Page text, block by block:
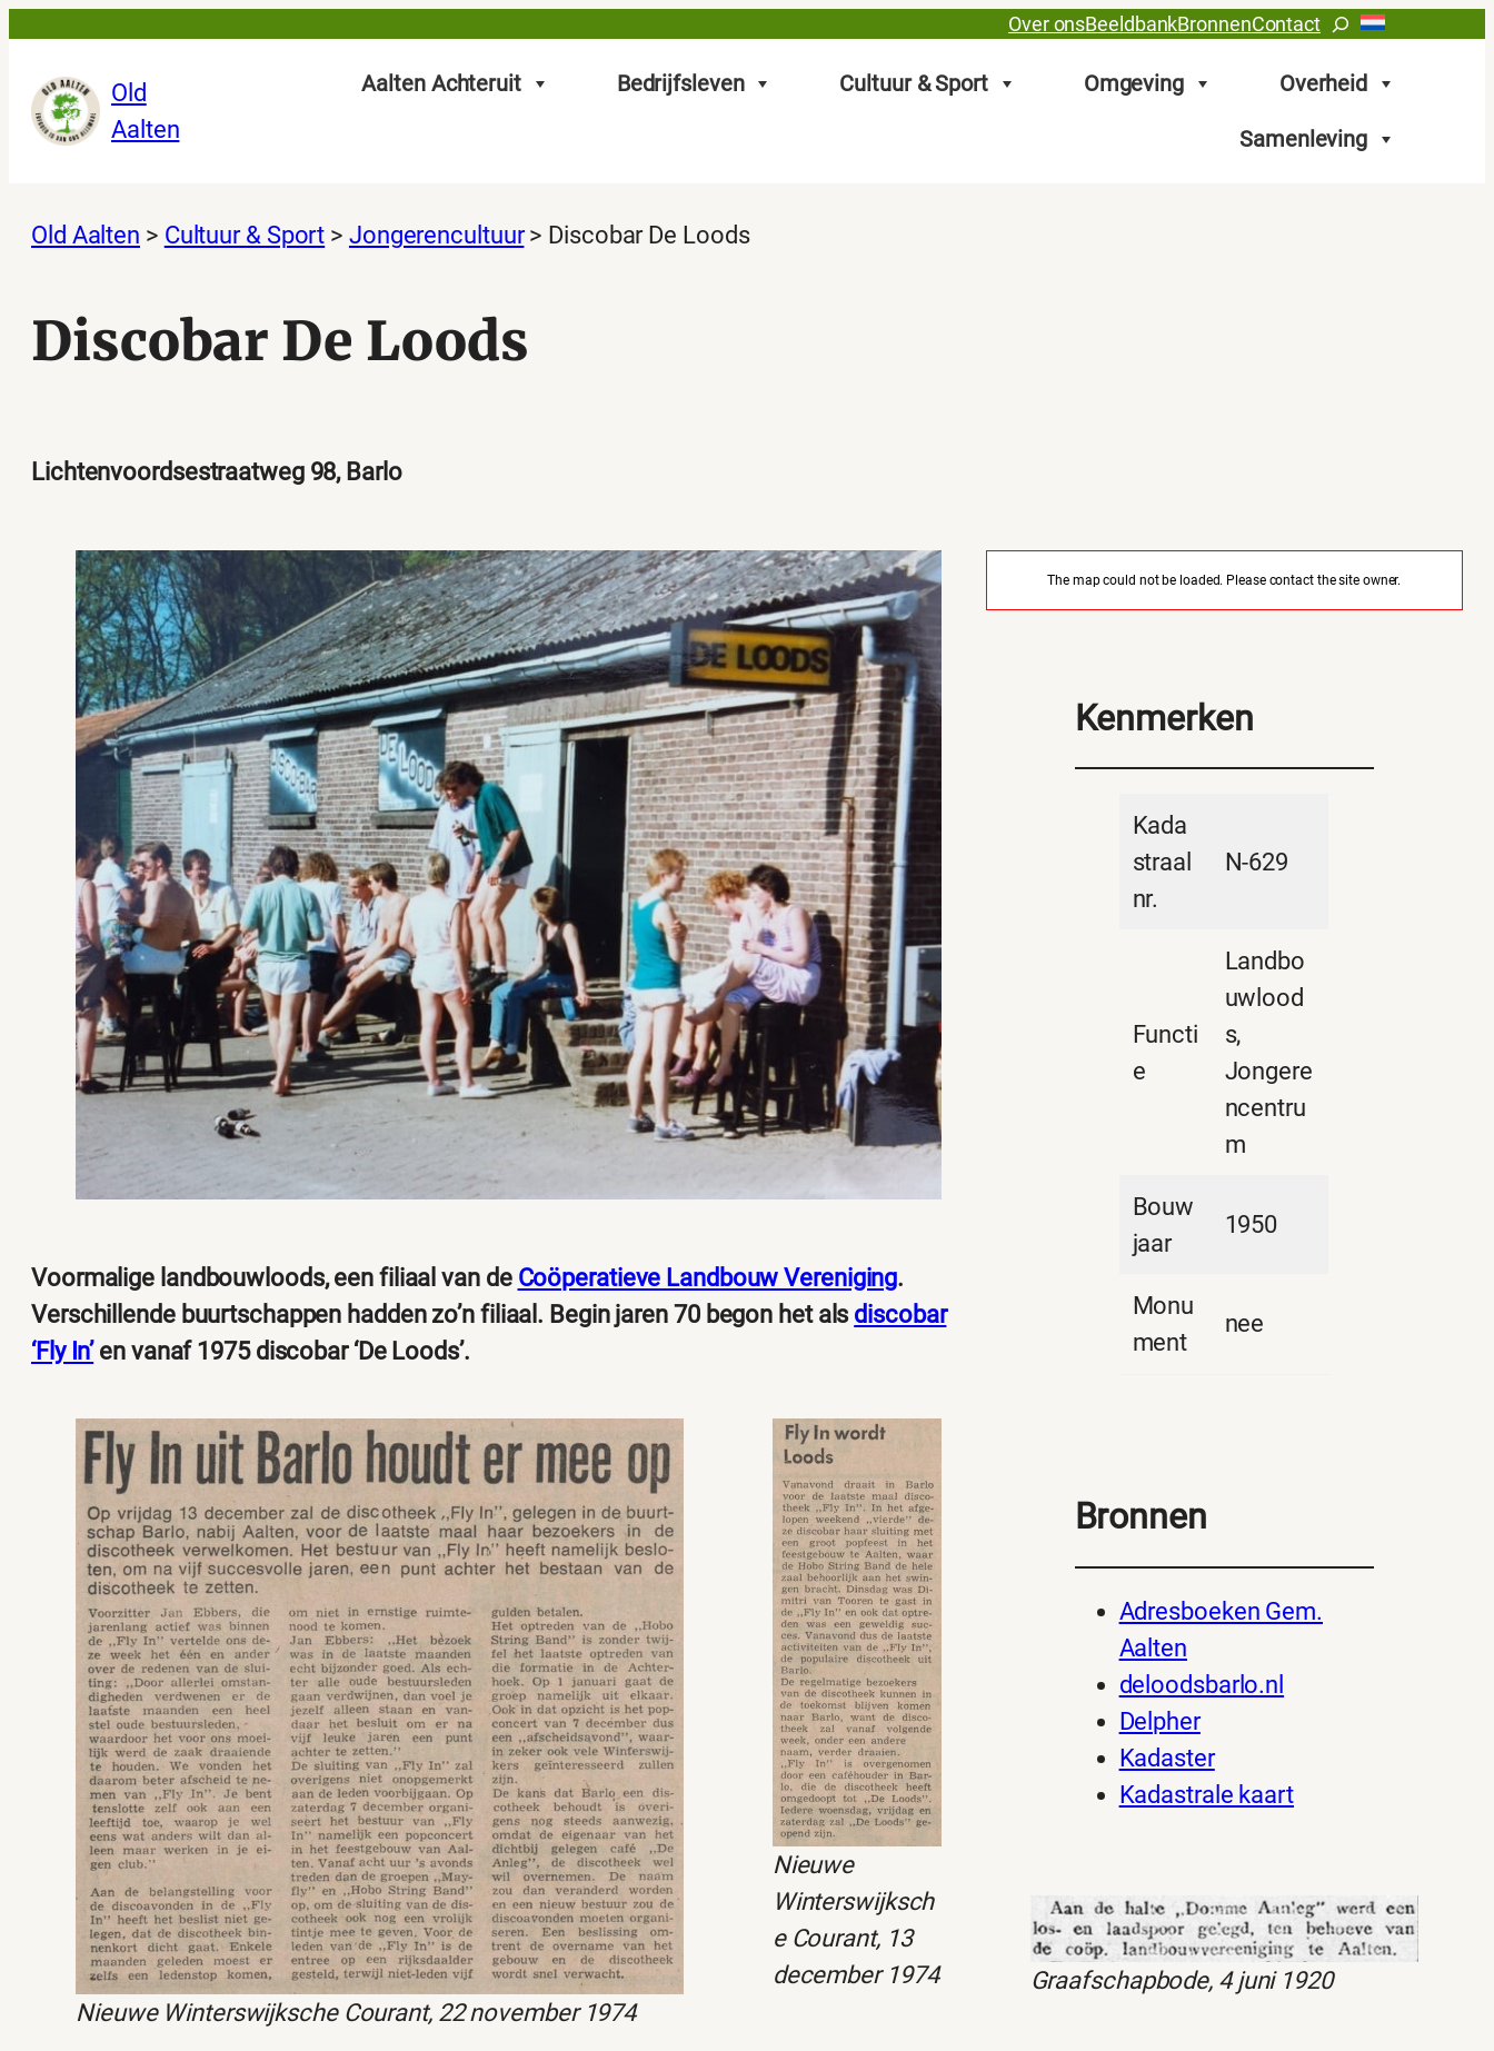
de
inhoud
Over onsBeeldbankBronnenContactZoeken
Old
Aalten
Aalten Achteruit Bedrijfsleven Cultuur & Sport Omgeving Overheid
Samenleving
Old Aalten > Cultuur & Sport > Jongerencultuur> Discobar De Loods
Discobar De Loods
Lichtenvoordsestraatweg 98, Barlo
Voormalige landbouwloods, een filiaal van de Coöperatieve Landbouw Vereniging.
Verschillende buurtschappen hadden zo’n filiaal. Begin jaren 70 begon het als discobar
‘Fly In’en vanaf 1975 discobar ‘De Loods’.
Nieuwe Winterswijksche Courant, 22 november 1974
Nieuwe
Winterswijksch
e Courant, 13
december 1974
The map could not be loaded. Please contact the site owner.
Kenmerken
Kada
straal
nr.
N-629
Functi
e
Landbo
uwlood
s,
Jongere
ncentru
m
Bouw
jaar
1950
Monu
ment
nee
Bronnen
Adresboeken Gem.
Aalten
deloodsbarlo.nl
Delpher
Kadaster
Kadastrale kaart
Graafschapbode, 4 juni 1920